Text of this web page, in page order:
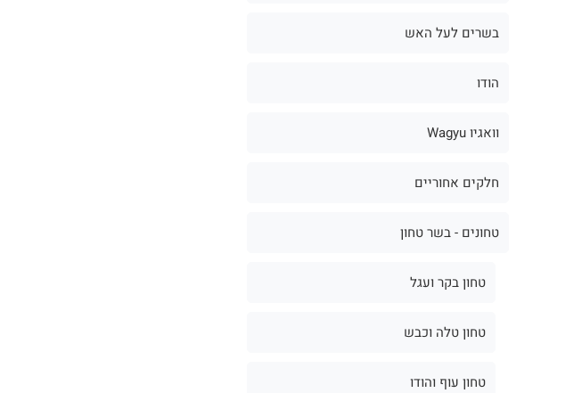
בשרים לעל האש
הודו
וואגיו Wagyu
חלקים אחוריים
טחונים - בשר טחון
טחון בקר ועגל
טחון טלה וכבש
טחון עוף והודו